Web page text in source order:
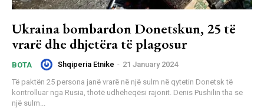
Ukraina bombardon Donetskun, 25 të
vrarë dhe dhjetëra të plagosur
BOTA Shqiperia Etnike - 21 January 2024
Të paktën 25 persona janë vrarë në një sulm në qytetin Donetsk të
kontrolluar nga Rusia, thotë udhëheqësi rajonit. Denis Pushilin tha se
një sulm...